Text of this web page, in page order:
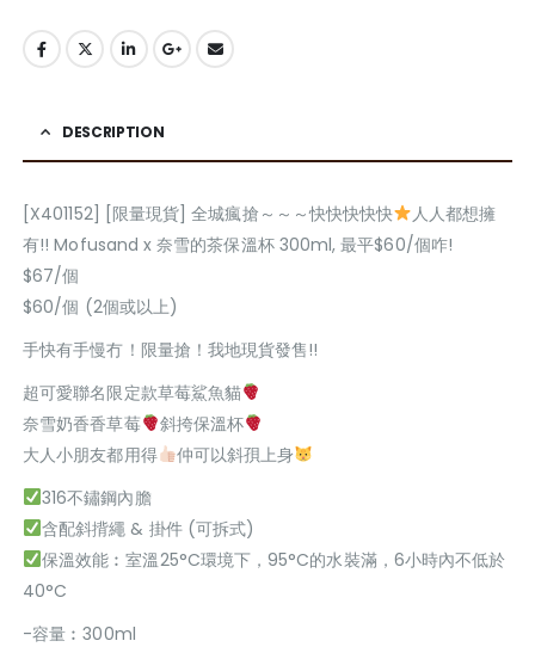
DESCRIPTION
[X401152] [限量現貨] 全城瘋搶～～～快快快快快
人人都想擁
有!! Mofusand x 奈雪的茶保溫杯 300ml, 最平$60/個咋!
$67/個
$60/個 (2個或以上)
手快有手慢冇！限量搶！我地現貨發售!!
超可愛聯名限定款草莓鯊魚貓
奈雪奶香香草莓
斜挎保溫杯
大人小朋友都用得
仲可以斜孭上身
316不鏽鋼內膽
含配斜揹繩 & 掛件 (可拆式)
保溫效能︰室溫25°C環境下，95°C的水裝滿，6小時內不低於
40°C
-容量︰300ml